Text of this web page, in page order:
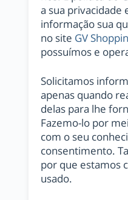
a sua privacidade
informação sua
no site GV
possuímos e
Solicitamos
apenas quando
delas para lhe
Fazemo-lo por
com o seu
consentimento.
por que estamos
usado.